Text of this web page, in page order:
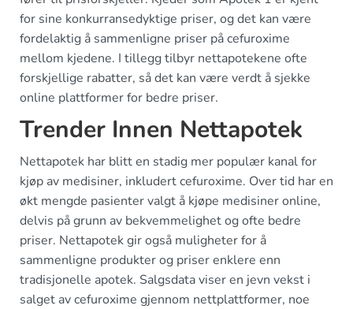
for sine konkurransedyktige priser, og det kan være
fordelaktig å sammenligne priser på cefuroxime
mellom kjedene. I tillegg tilbyr nettapotekene ofte
forskjellige rabatter, så det kan være verdt å sjekke
online plattformer for bedre priser.
Trender Innen Nettapotek
Nettapotek har blitt en stadig mer populær kanal for
kjøp av medisiner, inkludert cefuroxime. Over tid har en
økt mengde pasienter valgt å kjøpe medisiner online,
delvis på grunn av bekvemmelighet og ofte bedre
priser. Nettapotek gir også muligheter for å
sammenligne produkter og priser enklere enn
tradisjonelle apotek. Salgsdata viser en jevn vekst i
salget av cefuroxime gjennom nettplattformer, noe